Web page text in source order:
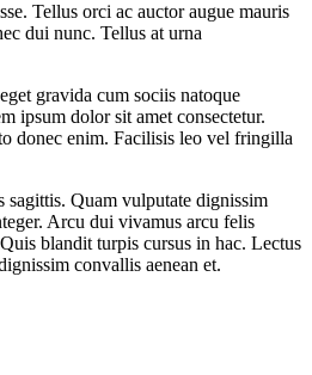
Tellus orci ac auctor augue mauris
dui nunc. Tellus at urna
gravida cum sociis natoque
ipsum dolor sit amet consectetur.
donec enim. Facilisis leo vel fringilla
sagittis. Quam vulputate dignissim
Arcu dui vivamus arcu felis
blandit turpis cursus in hac. Lectus
convallis aenean et.